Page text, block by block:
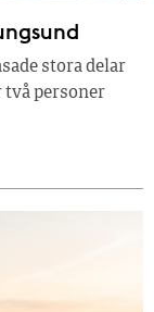
stora delar
två personer